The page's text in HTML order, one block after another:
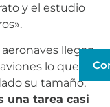
y el estudio
llegan
lo que
su tamaño,
una tarea casi